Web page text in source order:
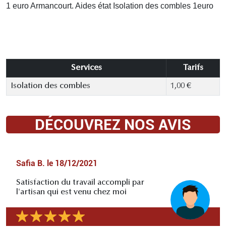
1 euro Armancourt. Aides état Isolation des combles 1euro
Services Tarifs
Isolation des combles 1,00 €
DÉCOUVREZ NOS AVIS
Safia B. le 18/12/2021
Satisfaction du travail accompli par
l'artisan qui est venu chez moi